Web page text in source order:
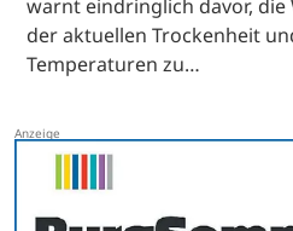
warnt eindringlich davor,
der aktuellen Trockenheit
Temperaturen zu…